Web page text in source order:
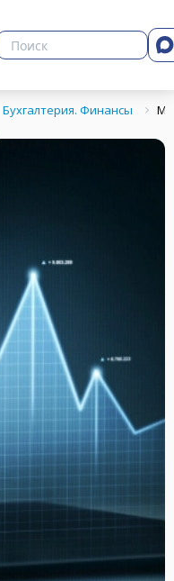
Библиотека
Бухгалтерия. Финансы